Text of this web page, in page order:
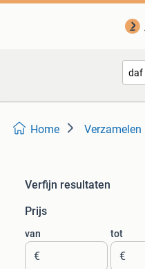
Home Verzamelen
Verfijn resultaten
Prijs
van
€
tot
€